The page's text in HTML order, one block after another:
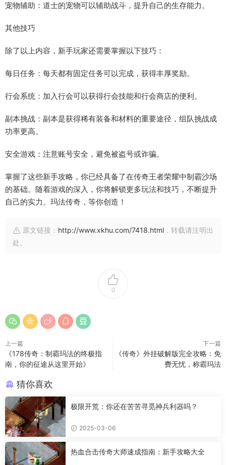
宠物辅助：道士的宠物可以辅助战斗，提升自己的生存能力。
其他技巧
除了以上内容，新手玩家还需要掌握以下技巧：
每日任务：每天都有固定任务可以完成，获得丰厚奖励。
行会系统：加入行会可以获得行会技能和行会商店的便利。
副本挑战：副本是获得稀有装备和材料的重要途径，组队挑战成
功率更高。
安全游戏：注意账号安全，避免被盗号或诈骗。
掌握了这些新手攻略，你已经具备了在传奇王者荣耀中制霸沙场
的基础。随着游戏的深入，你将解锁更多玩法和技巧，不断提升
自己的实力。玛法传奇，等你创造！
原文链接： http://www.xkhu.com/7418.html ，转载请注明出
处。
0
上一篇
《178传奇：制霸玛法的终极指
南，你的征途从这里开始》
下一篇
《传奇》外挂破解版完全攻略：免
费无忧，称霸玛法
猜你喜欢
极限开荒：你还在苦苦寻觅神兵利器吗？
2025-03-06
热血合击传奇大师速成指南：新手攻略大全